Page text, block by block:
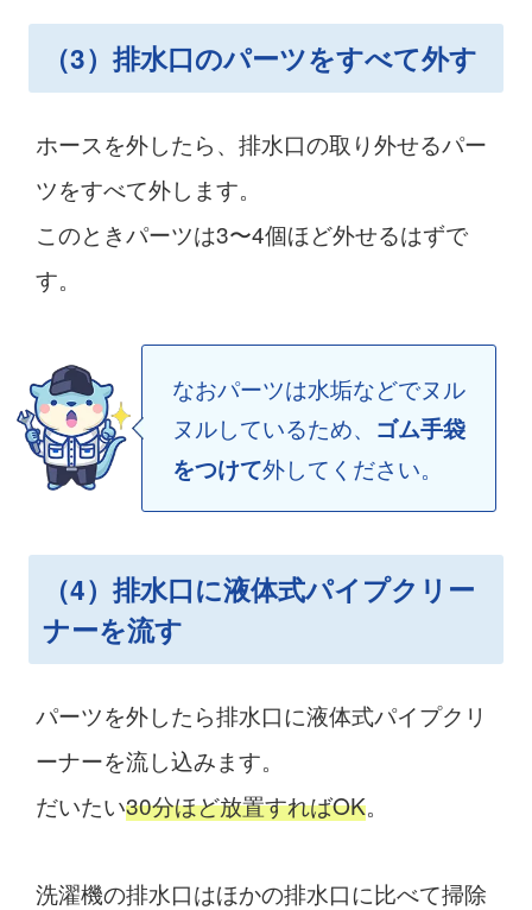
（3）排水口のパーツをすべて外す
ホースを外したら、排水口の取り外せるパー
ツをすべて外します。
このときパーツは3〜4個ほど外せるはずで
す。
なおパーツは水垢などでヌル
ヌルしているため、 ゴム手袋
をつけて外してください。
（4）排水口に液体式パイプクリー
ナーを流す
パーツを外したら排水口に液体式パイプクリ
ーナーを流し込みます。
だいたい30分ほど放置すればOK。
洗濯機の排水口はほかの排水口に比べて掃除